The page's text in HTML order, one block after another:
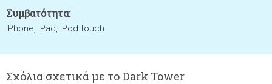
Συμβατότητα:
iPhone, iPad, iPod touch
Σχόλια σχετικά με το Dark Tower